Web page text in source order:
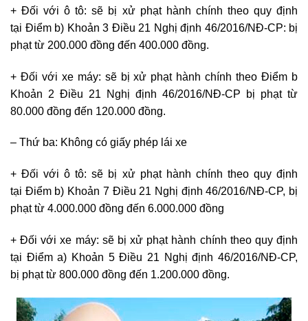
+ Đối với ô tô: sẽ bị xử phạt hành chính theo quy định
tại Điểm b) Khoản 3 Điều 21 Nghị định 46/2016/NĐ-CP: bị
phạt từ 200.000 đồng đến 400.000 đồng.
+ Đối với xe máy: sẽ bị xử phạt hành chính theo Điểm b
Khoản 2 Điều 21 Nghị định 46/2016/NĐ-CP bị phạt từ
80.000 đồng đến 120.000 đồng.
– Thứ ba: Không có giấy phép lái xe
+ Đối với ô tô: sẽ bị xử phạt hành chính theo quy định
tại Điểm b) Khoản 7 Điều 21 Nghị định 46/2016/NĐ-CP, bị
phạt từ 4.000.000 đồng đến 6.000.000 đồng
+ Đối với xe máy: sẽ bị xử phạt hành chính theo quy định
tại Điểm a) Khoản 5 Điều 21 Nghị định 46/2016/NĐ-CP,
bị phạt từ 800.000 đồng đến 1.200.000 đồng.